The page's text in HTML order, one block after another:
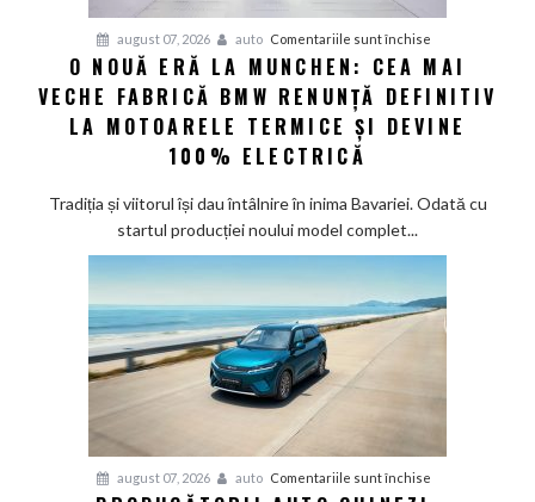
șapte
noi
august 07, 2026 auto Comentariile sunt închise
O
nouă
eră
Cea
BMW
renunță
și
O NOUĂ ERĂ LA MUNCHEN: CEA MAI
VECHE FABRICĂ BMW RENUNȚĂ DEFINITIV
LA MOTOARELE TERMICE ȘI DEVINE
100% ELECTRICĂ
Tradiția și viitorul își dau întâlnire în inima Bavariei. Odată cu
startul producției noului model complet...
august 07, 2026 auto Comentariile sunt închise